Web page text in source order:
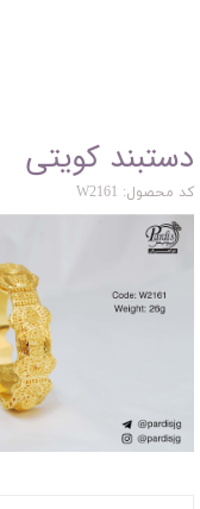
دستبند کویتی
کد محصول: W2161